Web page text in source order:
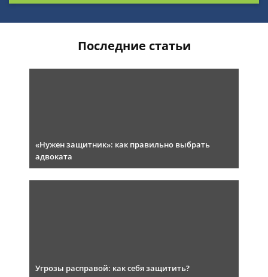
Последние статьи
«Нужен защитник»: как правильно выбрать
адвоката
Угрозы расправой: как себя защитить?